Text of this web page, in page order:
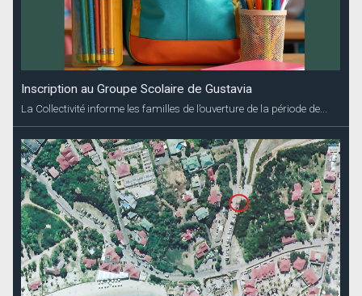
Inscription au Groupe Scolaire de Gustavia
La Collectivité informe les familles de l’ouverture de la période de...